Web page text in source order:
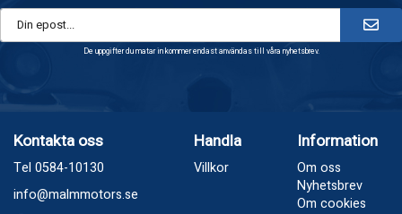
De uppgifter du matar in kommer endast användas till våra nyhetsbrev.
Kontakta oss
Tel 0584-10130
info@malmmotors.se
Handla
Villkor
Information
Om oss
Nyhetsbrev
Om cookies